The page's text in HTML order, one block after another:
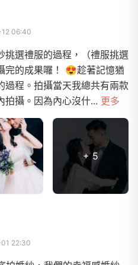
06:40
挑選禮服的過程，（禮服挑選
完的成果囉！ 😍​趁著記憶猶
過程。拍攝當天我總共有兩款
拍攝。​因為內心沒什... 更多
+ 5
22:30